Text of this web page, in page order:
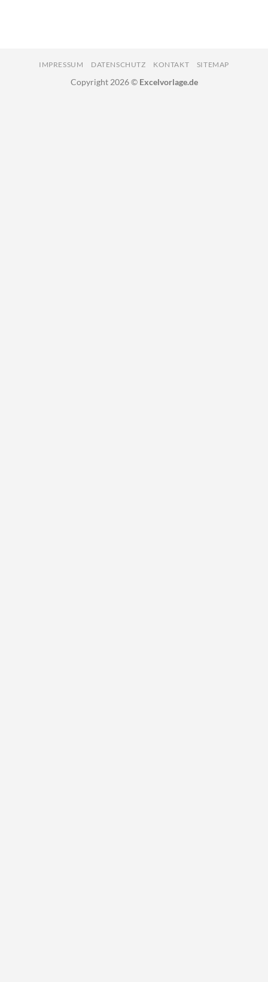
IMPRESSUM DATENSCHUTZ KONTAKT SITEMAP
Copyright 2026 © Excelvorlage.de